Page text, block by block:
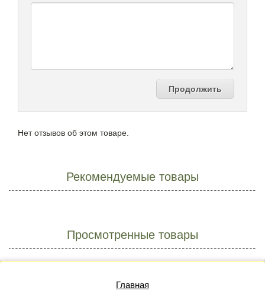
Продолжить
Нет отзывов об этом товаре.
Рекомендуемые товары
Просмотренные товары
Главная